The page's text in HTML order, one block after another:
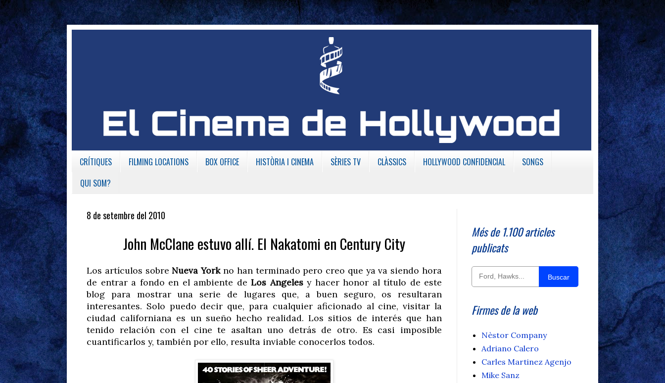
CRÍTIQUES FILMING LOCATIONS BOX OFFICE HISTÒRIA I CINEMA SÈRIES TV CLÀSSICS HOLLYWOOD CONFIDENCIAL
SONGS
QUI SOM?
8 de setembre del 2010
John McClane estuvo allí. El Nakatomi en Century City
Los artículos sobreNueva Yorkno han terminado pero creo que ya va siendo hora
de entrar a fondo en el ambiente de Los Angelesy hacer honor al título de este
blog para mostrar una serie de lugares que, a buen seguro, os resultaran
interesantes. Solo puedo decir que, para cualquier aficionado al cine, visitar la
ciudad californiana es un sueño hecho realidad. Los sitios de interés que han
tenido relación con el cine te asaltan uno detrás de otro. Es casi imposible
cuantificarlos y, también por ello, resulta inviable conocerlos todos.
Més de 1.100 articles
publicats
Buscar
Firmes de la web
Nèstor Company
Adriano Calero
Carles Martinez Agenjo
Mike Sanz